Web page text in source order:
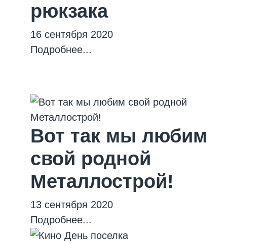
рюкзака
16 сентября 2020
Подробнее...
Вот так мы любим
свой родной
Металлострой!
13 сентября 2020
Подробнее...